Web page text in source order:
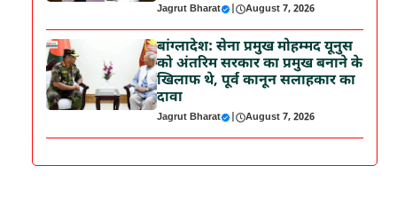
Jagrut Bharat | August 7, 2026
बांग्लादेश: सेना प्रमुख मोहम्मद यूनुस
को अंतरिम सरकार का प्रमुख बनाने के
खिलाफ थे, पूर्व कानून सलाहकार का
दावा
Jagrut Bharat | August 7, 2026